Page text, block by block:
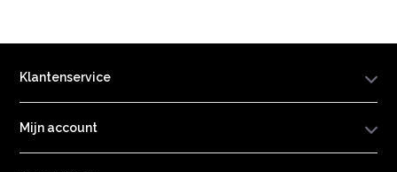
Klantenservice
Mijn account